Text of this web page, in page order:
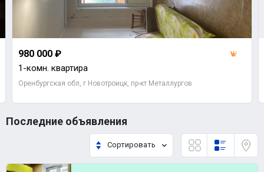
980 000 ₽
1-комн. квартира
Оренбургская обл, г Новотроицк, пр-кт Металлургов
Последние объявления
Сортировать